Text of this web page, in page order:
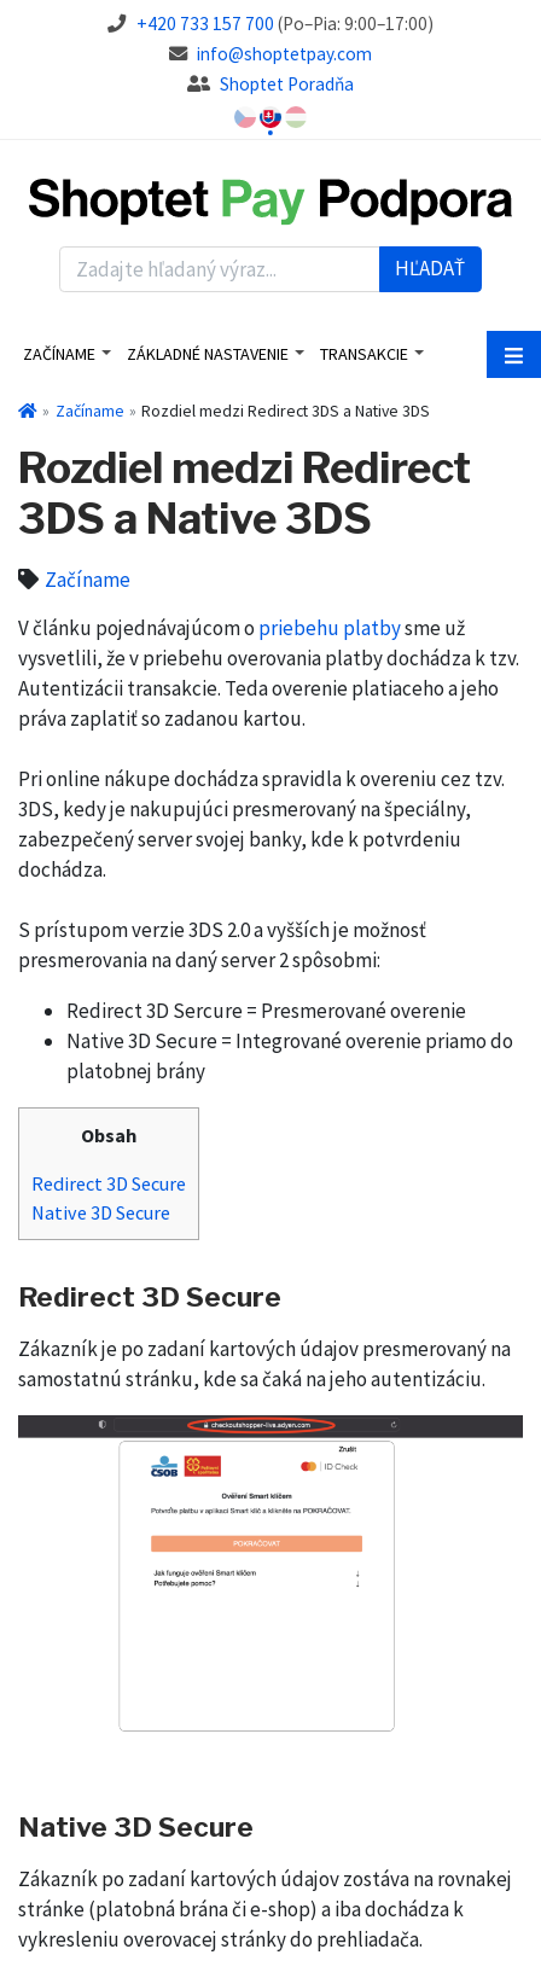
+420 733 157 700 (Po–Pia: 9:00–17:00)
info@shoptetpay.com
Shoptet Poradňa
HĽADAŤ
ZAČÍNAME ZÁKLADNÉ NASTAVENIE TRANSAKCIE
Začíname Rozdiel medzi Redirect 3DS a Native 3DS
Rozdiel medzi Redirect
3DS a Native 3DS
Začíname
V článku pojednávajúcom o priebehu platbysme už
vysvetlili, že v priebehu overovania platby dochádza k tzv.
Autentizácii transakcie. Teda overenie platiaceho a jeho
práva zaplatiť so zadanou kartou.
Pri online nákupe dochádza spravidla k overeniu cez tzv.
3DS, kedy je nakupujúci presmerovaný na špeciálny,
zabezpečený server svojej banky, kde k potvrdeniu
dochádza.
S prístupom verzie 3DS 2.0 a vyšších je možnosť
presmerovania na daný server 2 spôsobmi:
Redirect 3D Sercure = Presmerované overenie
Native 3D Secure = Integrované overenie priamo do
platobnej brány
Obsah
Redirect 3D Secure
Native 3D Secure
Redirect 3D Secure
Zákazník je po zadaní kartových údajov presmerovaný na
samostatnú stránku, kde sa čaká na jeho autentizáciu.
Native 3D Secure
Zákazník po zadaní kartových údajov zostáva na rovnakej
stránke (platobná brána či e-shop) a iba dochádza k
vykresleniu overovacej stránky do prehliadača.